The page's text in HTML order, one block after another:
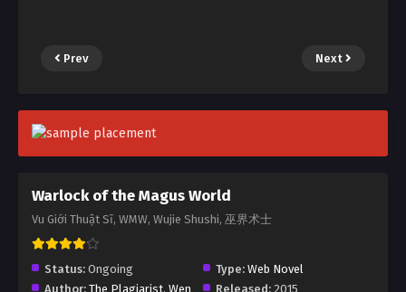
Prev Next
Warlock of the Magus World
Vu Giới Thuật Sĩ, WMW, Wujie Shushi, 巫界术士
Status: Ongoing Type: Web Novel
Author: The Plagiarist, Wen Released: 2015